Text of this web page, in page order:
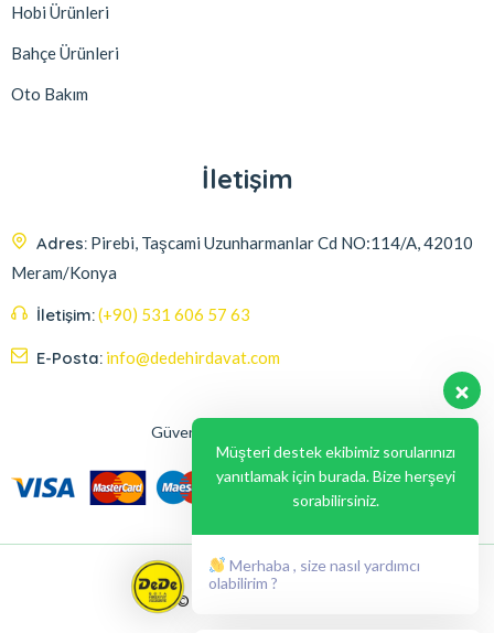
Hobi Ürünleri
Bahçe Ürünleri
Oto Bakım
İletişim
Adres: Pirebi, Taşcami Uzunharmanlar Cd NO:114/A, 42010
Meram/Konya
İletişim:(+90) 531 606 57 63
E-Posta: info@dedehirdavat.com
Güvenli Ödeme Seçenekleri
© 2024, Liabil Dizayn
Müşteri destek ekibimiz sorularınızı
yanıtlamak için burada. Bize herşeyi
sorabilirsiniz.
Merhaba , size nasıl yardımcı
olabilirim ?